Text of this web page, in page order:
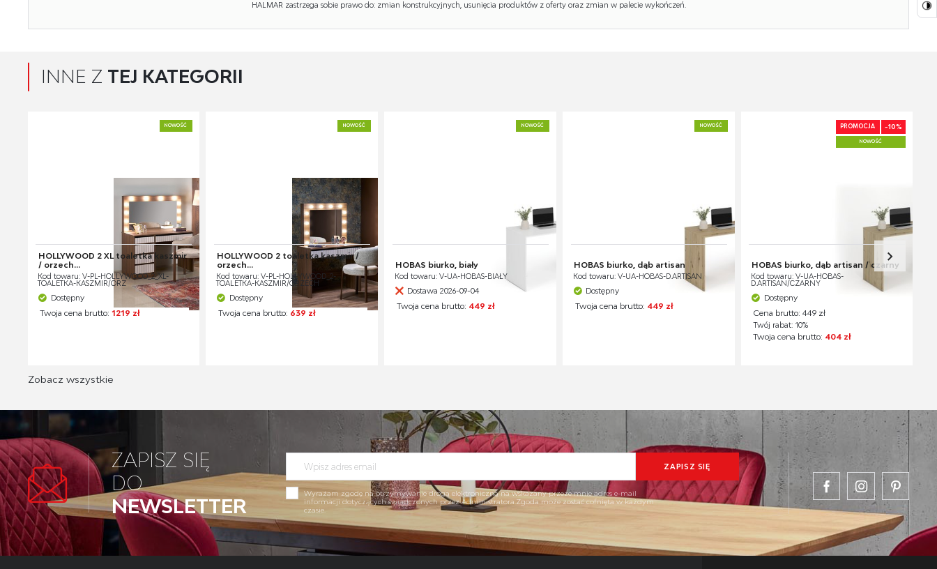
HALMAR zastrzega sobie prawo do: zmian konstrukcyjnych, usunięcia produktów z oferty oraz zmian w palecie wykończeń.
INNE Z TEJ KATEGORII
NOWOŚĆ
HOLLYWOOD 2 XL toaletka kaszmir
/ orzech...
Kod towaru: V-PL-HOLLYWOOD_2_XL-
TOALETKA-KASZMIR/ORZ
Dostępny
Twoja cena brutto:1219 zł
NOWOŚĆ
HOLLYWOOD 2 toaletka kaszmir /
orzech...
Kod towaru: V-PL-HOLLYWOOD_2-
TOALETKA-KASZMIR/ORZECH
Dostępny
Twoja cena brutto: 639 zł
NOWOŚĆ
HOBAS biurko, biały
Kod towaru: V-UA-HOBAS-BIAŁY
Dostawa 2026-09-04
Twoja cena brutto: 449 zł
NOWOŚĆ
HOBAS biurko, dąb artisan
Kod towaru: V-UA-HOBAS-D.ARTISAN
Dostępny
Twoja cena brutto: 449 zł
PROMOCJA -10%
NOWOŚĆ
HOBAS biurko, dąb artisan / czarny
Kod towaru: V-UA-HOBAS-
D.ARTISAN/CZARNY
Dostępny
Cena brutto: 449 zł
Twój rabat: 10%
Twoja cena brutto: 404 zł
Zobacz wszystkie
ZAPISZ SIĘ
DO
NEWSLETTER
Wyrażam zgodę na otrzymywanie drogą elektroniczną na wskazany przeze mnie adres e-mail
informacji dotyczących świadczonych przez Administratora.Zgoda może zostać cofnięta w każdym
czasie.